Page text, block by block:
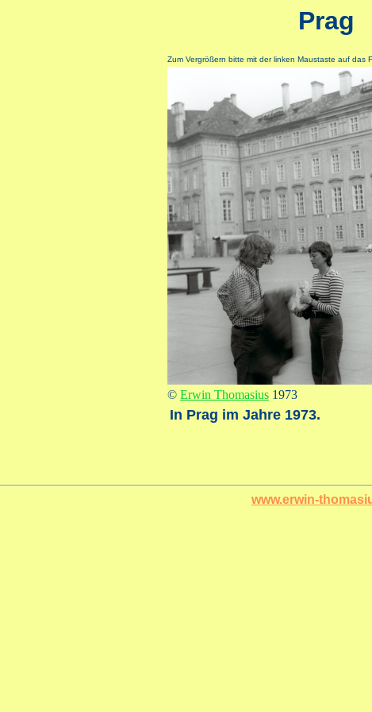
Prag
Zum Vergrößern bitte mit der linken Maustaste auf das
© Erwin Thomasius 1973
In Prag im Jahre 1973.
www.erwin-